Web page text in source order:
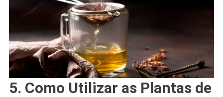
5. Como Utilizar as Plantas de